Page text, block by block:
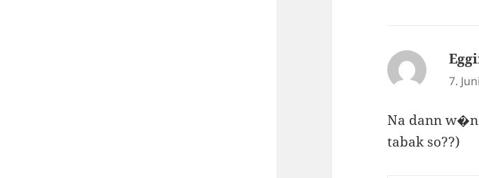
7.
Na dann
tabak so??)